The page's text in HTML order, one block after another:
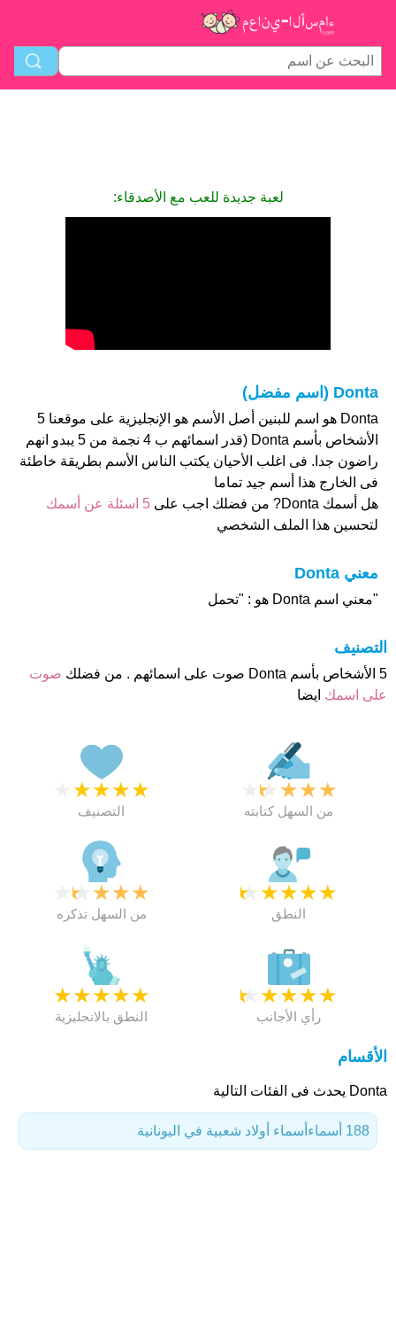
لعبة جديدة للعب مع الأصدقاء:
Donta (اسم مفضل)
Donta هو اسم للبنين أصل الأسم هو الإنجليزية على موقعنا 5
الأشخاص بأسم Donta (قدر اسمائهم ب 4 نجمة من 5 يبدو انهم
راضون جدا. فى اغلب الأحيان يكتب الناس الأسم بطريقة خاطئة
فى الخارج هذا أسم جيد تماما
هل أسمك Donta? من فضلك اجب على
5 اسئلة عن أسمك
لتحسين هذا الملف الشخصي
معني Donta
"معني اسم Donta هو : "تحمل
التصنيف
5 الأشخاص بأسم Donta صوت على اسمائهم . من فضلك
صوت
على اسمك ايضا
★
★
★
★
التصنيف
★
★
★
★
من السهل كتابته
★
★
★
★
من السهل تذكره
★
★
★
★
★
النطق
★
★
★
★
★
النطق بالانجليزية
★
★
★
★
★
رأي الأجانب
الأقسام
Donta يحدث فى الفئات التالية
أسماء أولاد شعبية في اليونانية 188 أسماء